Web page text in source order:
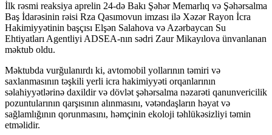
İlk rəsmi reaksiya aprelin 24-də Bakı Şəhər Memarlıq və Şəhərsalma
Baş İdarəsinin rəisi Rza Qasımovun imzası ilə Xəzər Rayon İcra
Hakimiyyətinin başçısı Elşən Salahova və Azərbaycan Su
Ehtiyatları Agentliyi ADSEA-nın sədri Zaur Mikayılova ünvanlanan
məktub oldu.
Məktubda vurğulanırdı ki, avtomobil yollarının təmiri və
saxlanmasının təşkili yerli icra hakimiyyəti orqanlarının
səlahiyyətlərinə daxildir və dövlət şəhərsalma nəzarəti qanunvericilik
pozuntularının qarşısının alınmasını, vətəndaşların həyat və
sağlamlığının qorunmasını, həmçinin ekoloji təhlükəsizliyi təmin
etməlidir.